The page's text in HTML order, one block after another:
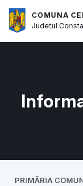
COMUNA
Județul
PRIMĂRIA